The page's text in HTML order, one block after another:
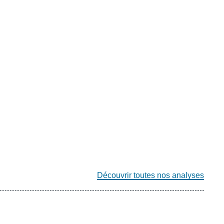
Découvrir toutes nos analyses